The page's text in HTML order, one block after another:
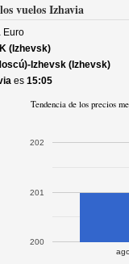
vuelos Izhavia
Euro
(Izhevsk)
Izhevsk (Izhevsk)
es 15:05
Tendencia de los precios
ago.
200
201
202